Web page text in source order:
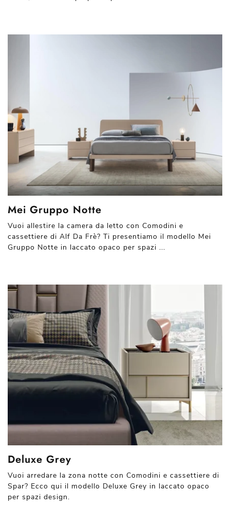
Mei Gruppo Notte
Vuoi allestire la camera da letto con Comodini e
cassettiere di Alf Da Frè? Ti presentiamo il modello Mei
Gruppo Notte in laccato opaco per spazi ...
Deluxe Grey
Vuoi arredare la zona notte con Comodini e cassettiere di
Spar? Ecco qui il modello Deluxe Grey in laccato opaco
per spazi design.